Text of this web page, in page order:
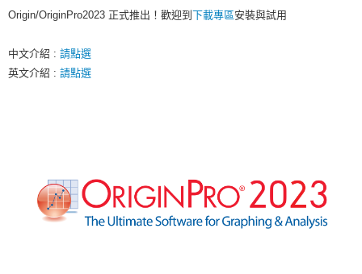
Origin/OriginPro2023 正式推出！歡迎到 下載專區安裝與試用
中文介紹 : 請點選
英文介紹 : 請點選